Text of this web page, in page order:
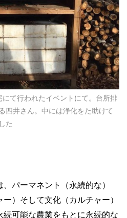
て行われたイベントにて。台所排
四井さん。中には浄化をた助けて
た
、パーマネント（永続的な）
）そして文化（カルチャー）
続可能な農業をもとに永続的な